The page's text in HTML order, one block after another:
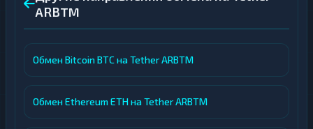
ARBTM
Обмен Bitcoin BTC на Tether ARBTM
Обмен Ethereum ETH на Tether ARBTM